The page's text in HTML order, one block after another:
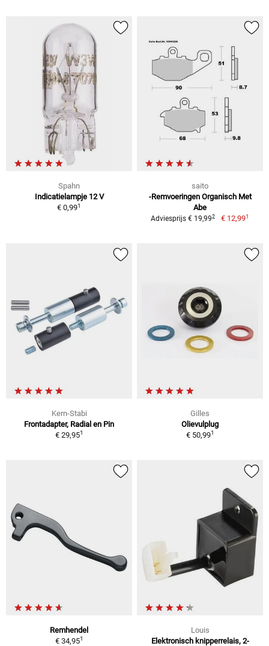
Spahn
Indicatielampje 12 V
€ 0,991
saito
-Remvoeringen Organisch Met
Abe
Adviesprijs € 19,992 € 12,991
Kern-Stabi
Frontadapter, Radial en Pin
€ 29,951
Gilles
Olievulplug
€ 50,991
Remhendel
€ 34,951
Louis
Elektronisch knipperrelais, 2-